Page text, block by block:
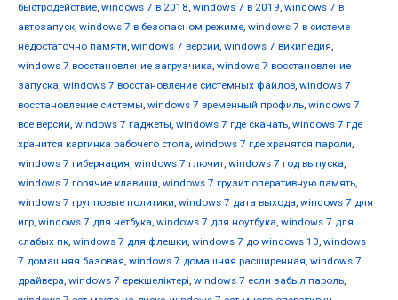
быстродействие, windows 7 в 2018, windows 7 в 2019, windows 7 в
автозапуск, windows 7 в безопасном режиме, windows 7 в системе
недостаточно памяти, windows 7 версии, windows 7 википедия,
windows 7 восстановление загрузчика, windows 7 восстановление
запуска, windows 7 восстановление системных файлов, windows 7
восстановление системы, windows 7 временный профиль, windows 7
все версии, windows 7 гаджеты, windows 7 где скачать, windows 7 где
хранится картинка рабочего стола, windows 7 где хранятся пароли,
windows 7 гибернация, windows 7 глючит, windows 7 год выпуска,
windows 7 горячие клавиши, windows 7 грузит оперативную память,
windows 7 групповые политики, windows 7 дата выхода, windows 7 для
игр, windows 7 для нетбука, windows 7 для ноутбука, windows 7 для
слабых пк, windows 7 для флешки, windows 7 до windows 10, windows
7 домашняя базовая, windows 7 домашняя расширенная, windows 7
драйвера, windows 7 ерекшеліктері, windows 7 если забыл пароль,